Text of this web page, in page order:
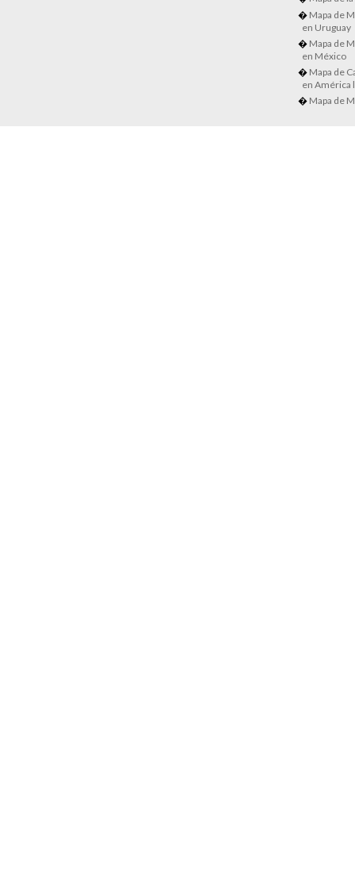
Mapa de
en Uruguay
Mapa de
en México
Mapa de
en América
Mapa de